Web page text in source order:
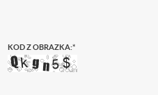
KOD Z OBRAZKA:*